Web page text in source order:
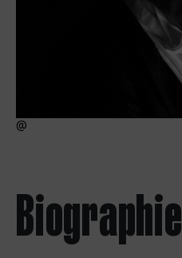
Biographie